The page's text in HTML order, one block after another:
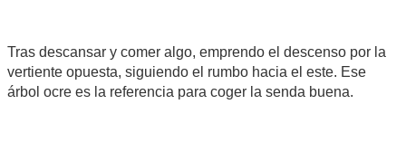
Tras descansar y comer algo, emprendo el descenso por la
vertiente opuesta, siguiendo el rumbo hacia el este. Ese
árbol ocre es la referencia para coger la senda buena.